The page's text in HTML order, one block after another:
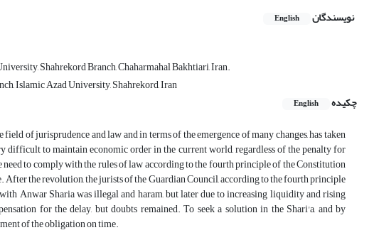
نویسندگان English
Shahrekord Branch, Chaharmahal Bakhtiari, Iran.
Islamic Azad University, Shahrekord, Iran
چکیده
English
of jurisprudence and law and in terms of the emergence of many changes, has taken
to maintain economic order in the current world, regardless of the penalty for
to comply with the rules of law according to the fourth principle of the Constitution
the revolution, the jurists of the Guardian Council, according to the fourth principle
Anwar Sharia was illegal and haram, but later due to increasing liquidity and rising
for the delay, but doubts remained. To seek a solution in the Shari'a, and by
of the obligation on time.